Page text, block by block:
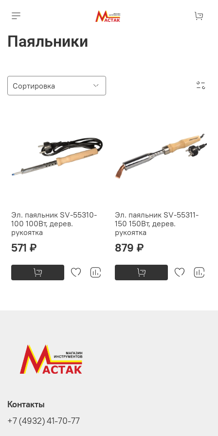
Паяльники
Эл. паяльник SV-55310-
100 100Вт, дерев.
рукоятка
571 ₽
Эл. паяльник SV-55311-
150 150Вт, дерев.
рукоятка
879 ₽
Контакты
+7 (4932) 41-70-77